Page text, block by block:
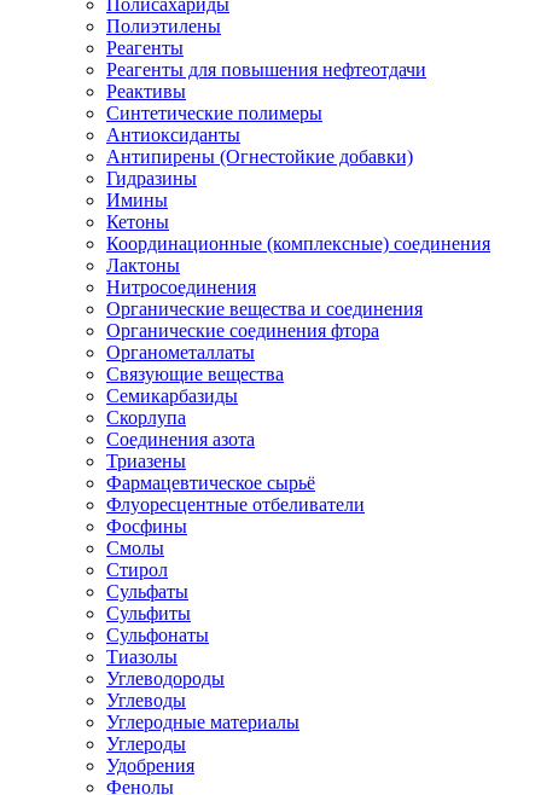
Полисахариды
Полиэтилены
Реагенты
Реагенты для повышения нефтеотдачи
Реактивы
Синтетические полимеры
Антиоксиданты
Антипирены (Огнестойкие добавки)
Гидразины
Имины
Кетоны
Координационные (комплексные) соединения
Лактоны
Нитросоединения
Органические вещества и соединения
Органические соединения фтора
Органометаллаты
Связующие вещества
Семикарбазиды
Скорлупа
Соединения азота
Триазены
Фармацевтическое сырьё
Флуоресцентные отбеливатели
Фосфины
Смолы
Стирол
Сульфаты
Сульфиты
Сульфонаты
Тиазолы
Углеводороды
Углеводы
Углеродные материалы
Углероды
Удобрения
Фенолы